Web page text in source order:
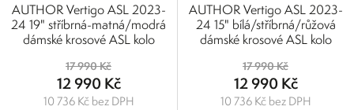
AUTHOR Vertigo ASL 2023-
24 19" stříbrná-matná/modrá
dámské krosové ASL kolo
17 990 Kč
12 990 Kč
10 736 Kč bez DPH
AUTHOR Vertigo ASL 2023-
24 15" bílá/stříbrná/růžová
dámské krosové ASL kolo
17 990 Kč
12 990 Kč
10 736 Kč bez DPH